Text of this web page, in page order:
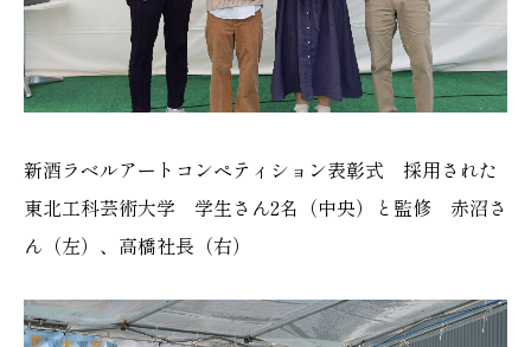
新酒ラベルアートコンペティション表彰式 採用された
東北工科芸術大学 学生さん2名（中央）と監修 赤沼さ
ん（左）、高橋社長（右）